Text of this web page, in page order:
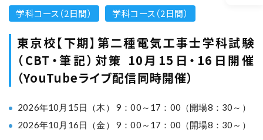
学科コース（2日間）
学科コース（2日間）
東京校【下期】第二種電気工事士学科試験
（CBT・筆記）対策 10月15日・16日開催
（YouTubeライブ配信同時開催）
2026年10月15日（木） 9：00～17：00（開場8：30～）
2026年10月16日（金） 9：00～17：00（開場8：30～）